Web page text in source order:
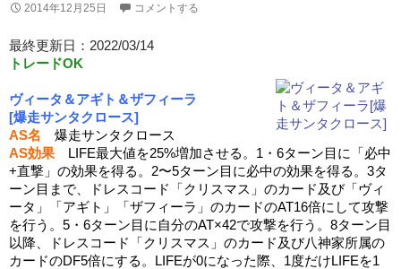
2014年12月25日 コメントする
最終更新日：2022/03/14
トレードOK
ヴィータ＆アギト＆ザフィーラ
[爆走サンタクロース]
AS名 爆走サンタクロース
AS効果 LIFE最大値を25%増加させる。1・6ターン目に「必中
+直撃」の効果を得る。2〜5ターン目に必中の効果を得る。3タ
ーン目まで、ドレスコード「クリスマス」のカード及び「ヴィ
ータ」「アギト」「ザフィーラ」のカードのAT16倍にして攻撃
を行う。5・6ターン目に自分のAT×42で攻撃を行う。8ターン目
以降、ドレスコード「クリスマス」のカード及び八神家所属の
カードのDF5倍にする。LIFEが0になった際、1度だけLIFEを1